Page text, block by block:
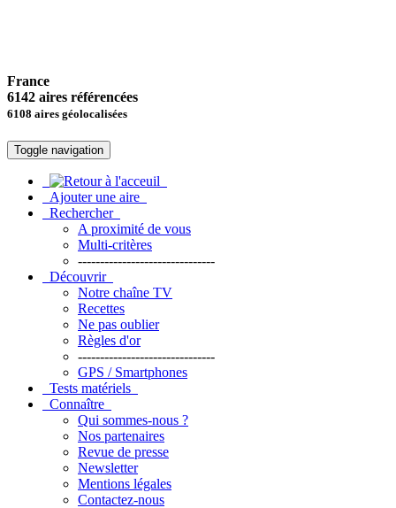
France
6142 aires référencées
6108 aires géolocalisées
Toggle navigation
Ajouter une aire
Rechercher
A proximité de vous
Multi-critères
-------------------------------
Découvrir
Notre chaîne TV
Recettes
Ne pas oublier
Règles d'or
-------------------------------
GPS / Smartphones
Tests matériels
Connaître
Qui sommes-nous ?
Nos partenaires
Revue de presse
Newsletter
Mentions légales
Contactez-nous